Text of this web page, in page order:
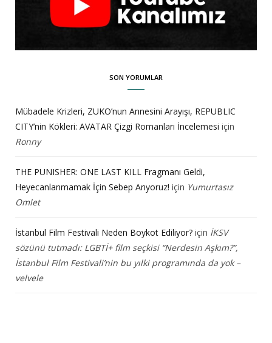
SON YORUMLAR
Mübadele Krizleri, ZUKO’nun Annesini Arayışı, REPUBLIC
CITY’nin Kökleri: AVATAR Çizgi Romanları İncelemesi için
Ronny
THE PUNISHER: ONE LAST KILL Fragmanı Geldi,
Heyecanlanmamak İçin Sebep Arıyoruz! için Yumurtasız
Omlet
İstanbul Film Festivali Neden Boykot Ediliyor? için İKSV
sözünü tutmadı: LGBTİ+ film seçkisi “Nerdesin Aşkım?”,
İstanbul Film Festivali’nin bu yılki programında da yok –
velvele